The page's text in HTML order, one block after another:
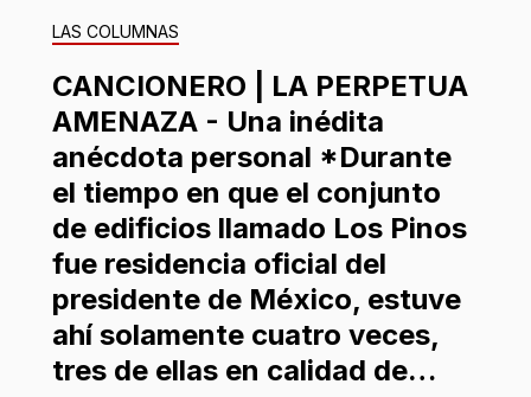
LAS COLUMNAS
CANCIONERO | LA PERPETUA
AMENAZA - Una inédita
anécdota personal *Durante
el tiempo en que el conjunto
de edificios llamado Los Pinos
fue residencia oficial del
presidente de México, estuve
ahí solamente cuatro veces,
tres de ellas en calidad de…